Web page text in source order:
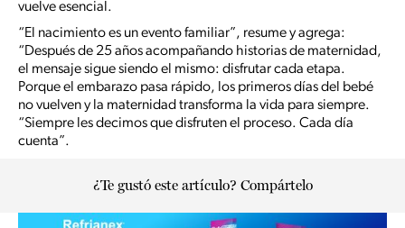
vuelve esencial.
“El nacimiento es un evento familiar”, resume y agrega:
“Después de 25 años acompañando historias de maternidad,
el mensaje sigue siendo el mismo: disfrutar cada etapa.
Porque el embarazo pasa rápido, los primeros días del bebé
no vuelven y la maternidad transforma la vida para siempre.
“Siempre les decimos que disfruten el proceso. Cada día
cuenta”.
¿Te gustó este artículo? Compártelo